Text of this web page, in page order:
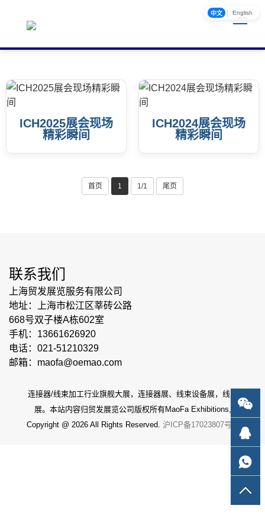
中文 | English
ICH2025展会现场
精彩瞬间
ICH2024展会现场
精彩瞬间
首页 1 1/1 尾页
联系我们
上海贸发展览服务有限公司
地址：上海市松江区莘砖公路
668号双子楼A栋602室
手机：13661626920
电话：021-51210329
邮箱：maofa@oemao.com
连接器/线束加工行业旗舰大展，连接器展、线束设备展，线束
展。本站内容归贸发展览公司版权所有MaoFa Exhibitions,
Copyright @ 2026 All Rights Reserved. 沪ICP备17023807号-3